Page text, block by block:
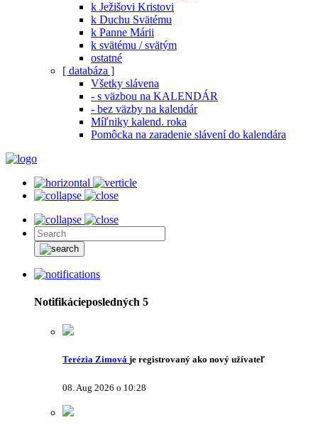
k Ježišovi Kristovi
k Duchu Svätému
k Panne Márii
k svätému / svätým
ostatné
[ databáza ]
Všetky slávena
- s väzbou na KALENDÁR
- bez väzby na kalendár
Míľniky kalend. roka
Pomôcka na zaradenie slávení do kalendára
Notifikácieposledných 5
Terézia Zimová je registrovaný ako nový užívateľ
08. Aug 2026 o 10:28